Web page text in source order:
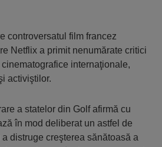
controversatul film francez
Netflix a primit nenumărate critici
internaţionale,
activiştilor.
a statelor din Golf afirmă cu
în mod deliberat un astfel de
distruge creşterea sănătoasă a